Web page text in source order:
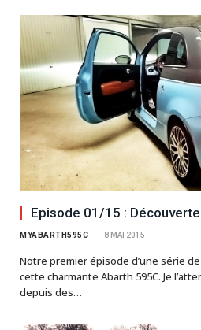
Episode 01/15 :
MYABARTH595C 8 MAI 2015
Notre premier épisode d’une série
cette charmante Abarth 595C. Je
depuis des…